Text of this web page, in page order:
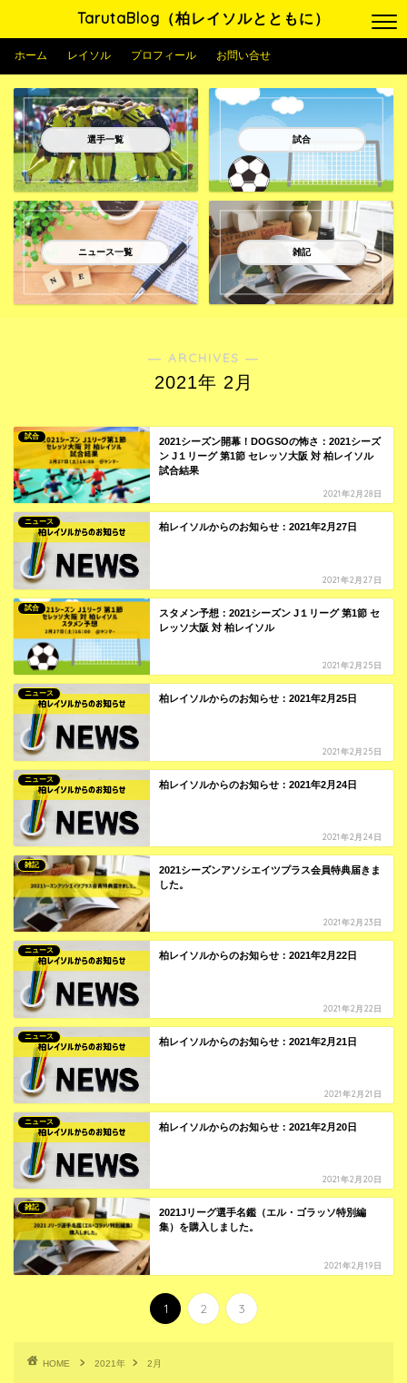
TarutaBlog（柏レイソルとともに）
ホーム レイソル プロフィール お問い合せ
選手一覧 試合
ニュース一覧 雑記
― ARCHIVES ―
2021年 2月
試合
2021シーズン開幕！DOGSOの怖さ：2021シーズ
ン J１リーグ 第1節 セレッソ大阪 対 柏レイソル
試合結果
2021年2月28日
ニュース 柏レイソルからのお知らせ：2021年2月27日
2021年2月27日
試合
スタメン予想：2021シーズン J１リーグ 第1節 セ
レッソ大阪 対 柏レイソル
2021年2月25日
ニュース 柏レイソルからのお知らせ：2021年2月25日
2021年2月25日
ニュース 柏レイソルからのお知らせ：2021年2月24日
2021年2月24日
雑記
2021シーズンアソシエイツプラス会員特典届きま
した。
2021年2月23日
ニュース 柏レイソルからのお知らせ：2021年2月22日
2021年2月22日
ニュース 柏レイソルからのお知らせ：2021年2月21日
2021年2月21日
ニュース 柏レイソルからのお知らせ：2021年2月20日
2021年2月20日
雑記
2021Jリーグ選手名鑑（エル・ゴラッソ特別編
集）を購入しました。
2021年2月19日
1 2 3
HOME 2021年 2月